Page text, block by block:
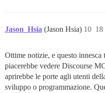
Jason_Hsia (Jason Hsia) 18
10
Ottime notizie, e questo
piacerebbe vedere Discourse
aprirebbe le porte agli utenti
sviluppo o programmazione.